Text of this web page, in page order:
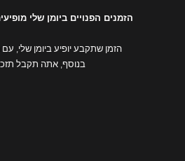
הזמנים הפנויים ביומן שלי
הזמן שתקבע יופיע ביומן שלי,
בנוסף, אתה תקבל